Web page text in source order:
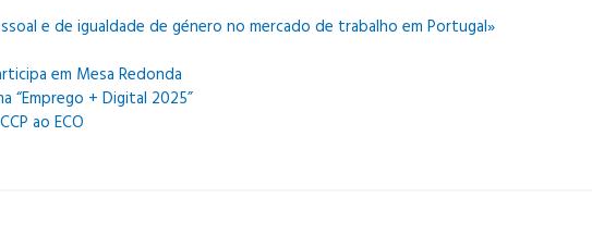
e de igualdade de género no mercado de trabalho em Portugal»
em Mesa Redonda
“Emprego + Digital 2025”
ao ECO